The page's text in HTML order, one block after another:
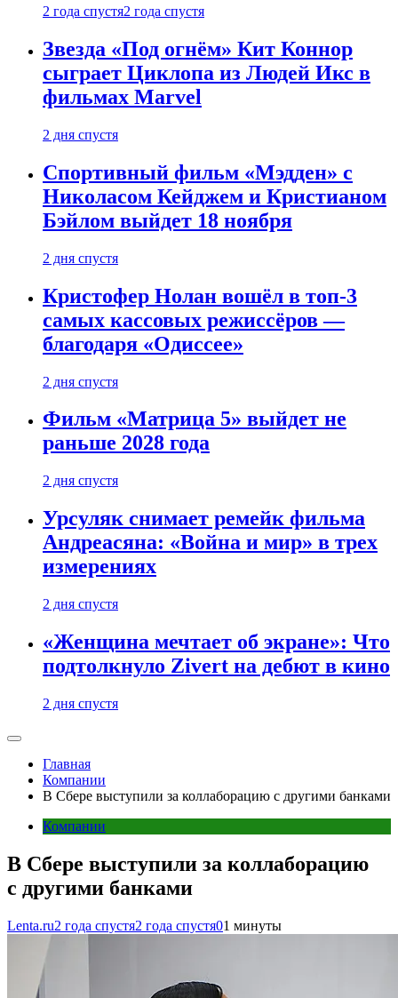
2 года спустя2 года спустя
Звезда «Под огнём» Кит Коннор
сыграет Циклопа из Людей Икс в
фильмах Marvel
2 дня спустя
Спортивный фильм «Мэдден» с
Николасом Кейджем и Кристианом
Бэйлом выйдет 18 ноября
2 дня спустя
Кристофер Нолан вошёл в топ-3
самых кассовых режиссёров —
благодаря «Одиссее»
2 дня спустя
Фильм «Матрица 5» выйдет не
раньше 2028 года
2 дня спустя
Урсуляк снимает ремейк фильма
Андреасяна: «Война и мир» в трех
измерениях
2 дня спустя
«Женщина мечтает об экране»: Что
подтолкнуло Zivert на дебют в кино
2 дня спустя
Главная
Компании
В Сбере выступили за коллаборацию с другими банками
Компании
В Сбере выступили за коллаборацию
с другими банками
Lenta.ru2 года спустя2 года спустя01 минуты